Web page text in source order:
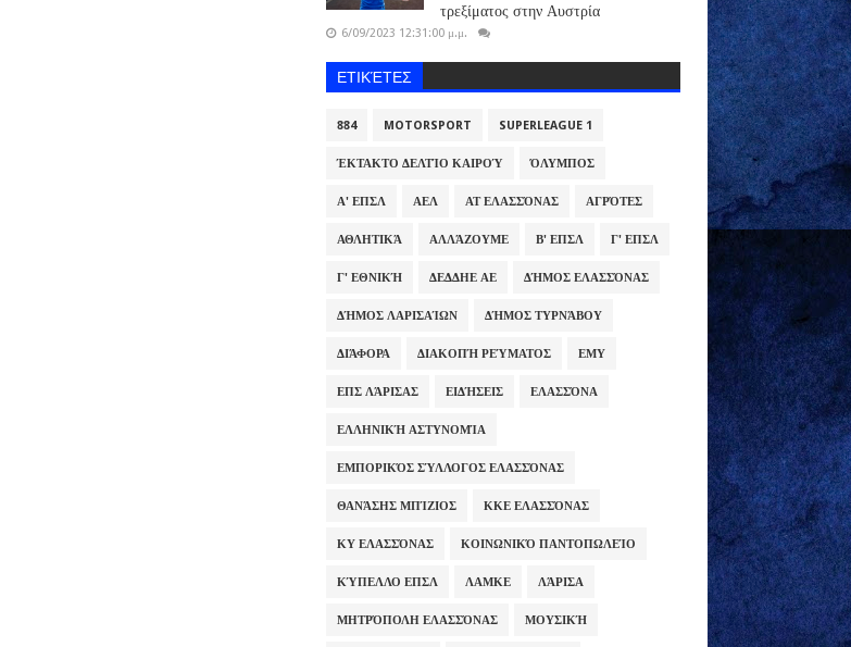
τρεξίματος στην Αυστρία
6/09/2023 12:31:00 μ.μ.
ΕΤΙΚΈΤΕΣ
884 MOTORSPORT SUPERLEAGUE 1
ΈΚΤΑΚΤΟ ΔΕΛΤΊΟ ΚΑΙΡΟΎ ΌΛΥΜΠΟΣ
Α' ΕΠΣΛ ΑΕΛ ΑΤ ΕΛΑΣΣΌΝΑΣ ΑΓΡΌΤΕΣ
ΑΘΛΗΤΙΚΆ ΑΛΛΆΖΟΥΜΕ Β' ΕΠΣΛ Γ' ΕΠΣΛ
Γ' ΕΘΝΙΚΉ ΔΕΔΔΗΕ ΑΕ ΔΉΜΟΣ ΕΛΑΣΣΌΝΑΣ
ΔΉΜΟΣ ΛΑΡΙΣΑΊΩΝ ΔΉΜΟΣ ΤΥΡΝΆΒΟΥ
ΔΙΆΦΟΡΑ ΔΙΑΚΟΠΉ ΡΕΎΜΑΤΟΣ ΕΜΥ
ΕΠΣ ΛΆΡΙΣΑΣ ΕΙΔΉΣΕΙΣ ΕΛΑΣΣΌΝΑ
ΕΛΛΗΝΙΚΉ ΑΣΤΥΝΟΜΊΑ
ΕΜΠΟΡΙΚΌΣ ΣΎΛΛΟΓΟΣ ΕΛΑΣΣΌΝΑΣ
ΘΑΝΆΣΗΣ ΜΠΊΖΙΟΣ ΚΚΕ ΕΛΑΣΣΌΝΑΣ
ΚΥ ΕΛΑΣΣΌΝΑΣ ΚΟΙΝΩΝΙΚΌ ΠΑΝΤΟΠΩΛΕΊΟ
ΚΎΠΕΛΛΟ ΕΠΣΛ ΛΑΜΚΕ ΛΆΡΙΣΑ
ΜΗΤΡΌΠΟΛΗ ΕΛΑΣΣΌΝΑΣ ΜΟΥΣΙΚΉ